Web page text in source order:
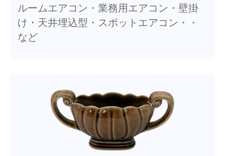
ルームエアコン・業務用エアコン・壁掛
け・天井埋込型・スポットエアコン・・
など